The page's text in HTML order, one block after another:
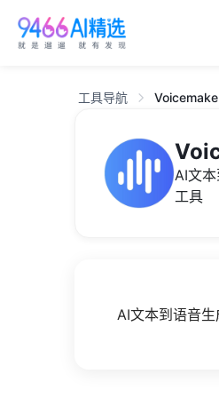
工具导航
AI文
工具
AI文本到语音